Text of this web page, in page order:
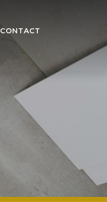
CONTACT